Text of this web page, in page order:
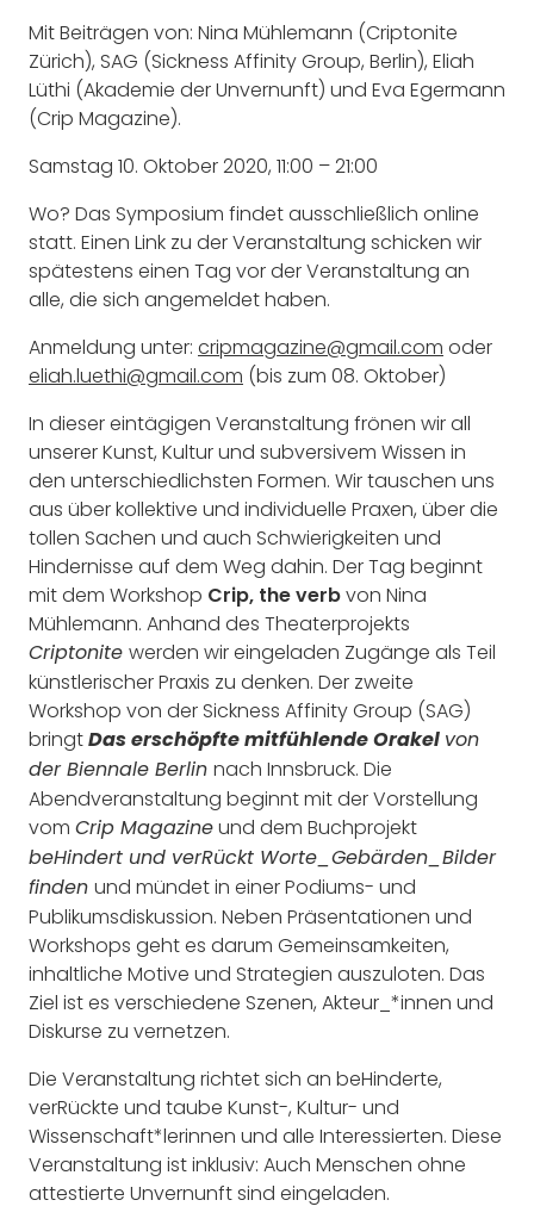
Mit Beiträgen von: Nina Mühlemann (Criptonite
Zürich), SAG (Sickness Affinity Group, Berlin), Eliah
Lüthi (Akademie der Unvernunft) und Eva Egermann
(Crip Magazine).
Samstag 10. Oktober 2020, 11:00 – 21:00
Wo? Das Symposium findet ausschließlich online
statt. Einen Link zu der Veranstaltung schicken wir
spätestens einen Tag vor der Veranstaltung an
alle, die sich angemeldet haben.
Anmeldung unter: cripmagazine@gmail.com oder
eliah.luethi@gmail.com (bis zum 08. Oktober)
In dieser eintägigen Veranstaltung frönen wir all
unserer Kunst, Kultur und subversivem Wissen in
den unterschiedlichsten Formen. Wir tauschen uns
aus über kollektive und individuelle Praxen, über die
tollen Sachen und auch Schwierigkeiten und
Hindernisse auf dem Weg dahin. Der Tag beginnt
mit dem Workshop Crip, the verbvon Nina
Mühlemann. Anhand des Theaterprojekts
Criptonite werden wir eingeladen Zugänge als Teil
künstlerischer Praxis zu denken. Der zweite
Workshop von der Sickness Affinity Group (SAG)
bringt Das erschöpfte mitfühlende Orakel von
der Biennale Berlin nach Innsbruck. Die
Abendveranstaltung beginnt mit der Vorstellung
vom Crip Magazine und dem Buchprojekt
beHindert und verRückt Worte_Gebärden_Bilder
finden und mündet in einer Podiums- und
Publikumsdiskussion. Neben Präsentationen und
Workshops geht es darum Gemeinsamkeiten,
inhaltliche Motive und Strategien auszuloten. Das
Ziel ist es verschiedene Szenen, Akteur_*innen und
Diskurse zu vernetzen.
Die Veranstaltung richtet sich an beHinderte,
verRückte und taube Kunst-, Kultur- und
Wissenschaft*lerinnen und alle Interessierten. Diese
Veranstaltung ist inklusiv: Auch Menschen ohne
attestierte Unvernunft sind eingeladen.